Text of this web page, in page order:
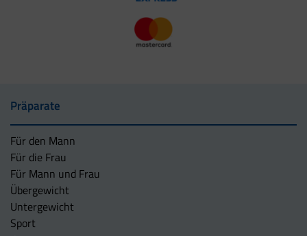
Präparate
Für den Mann
Für die Frau
Für Mann und Frau
Übergewicht
Untergewicht
Sport